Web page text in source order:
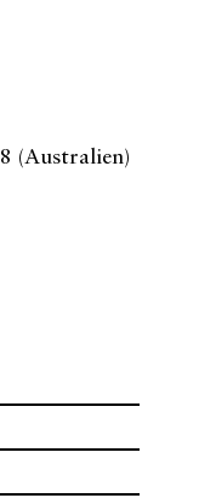
(Australien)